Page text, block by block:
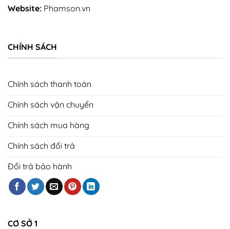
Website: Phamson.vn
CHÍNH SÁCH
Chính sách thanh toán
Chính sách vận chuyển
Chính sách mua hàng
Chính sách đổi trả
Đổi trả bảo hành
CƠ SỞ 1